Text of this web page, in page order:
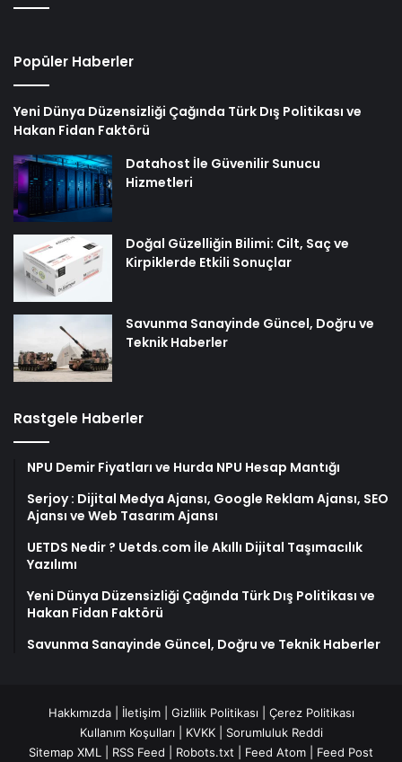
Popüler Haberler
Yeni Dünya Düzensizliği Çağında Türk Dış Politikası ve
Hakan Fidan Faktörü
Datahost İle Güvenilir Sunucu
Hizmetleri
Doğal Güzelliğin Bilimi: Cilt, Saç ve
Kirpiklerde Etkili Sonuçlar
Savunma Sanayinde Güncel, Doğru ve
Teknik Haberler
Rastgele Haberler
NPU Demir Fiyatları ve Hurda NPU Hesap Mantığı
Serjoy : Dijital Medya Ajansı, Google Reklam Ajansı, SEO
Ajansı ve Web Tasarım Ajansı
UETDS Nedir ? Uetds.com İle Akıllı Dijital Taşımacılık
Yazılımı
Yeni Dünya Düzensizliği Çağında Türk Dış Politikası ve
Hakan Fidan Faktörü
Savunma Sanayinde Güncel, Doğru ve Teknik Haberler
Hakkımızda| İletişim| Gizlilik Politikası
Çerez Politikası
Kullanım Koşulları
KVKK| Sorumluluk Reddi
Sitemap XML
RSS Feed Robots.txt Feed Atom Feed Post